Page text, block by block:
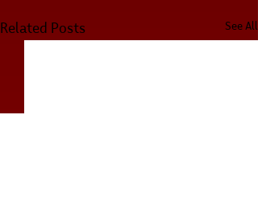
Related Posts See All